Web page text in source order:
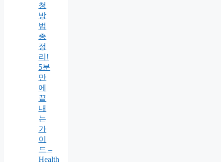
청
방
법
총
정
리!
5분
만
에
끝
내
는
가
이
드 –
Health